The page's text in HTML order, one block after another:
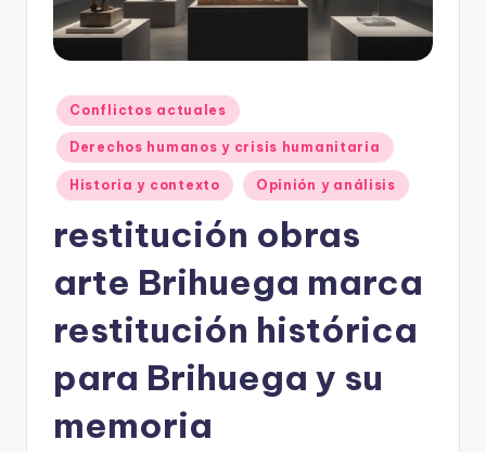
Publicado
en
Conflictos actuales
Derechos humanos y crisis humanitaria
Historia y contexto Opinión y análisis
restitución obras
arte Brihuega marca
restitución histórica
para Brihuega y su
memoria